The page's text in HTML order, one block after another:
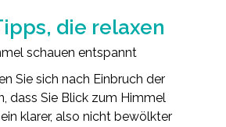
die relaxen
schauen entspannt
Sie sich nach Einbruch der
dass Sie Blick zum Himmel
klarer, also nicht bewölkter